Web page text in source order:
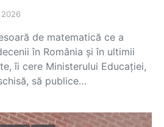
de matematică ce a
în România și în ultimii
îi cere Ministerului Educației,
să publice…